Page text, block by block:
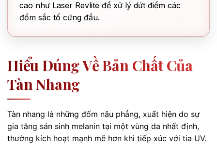
cao như Laser Revlite để xử lý dứt điểm các
đốm sắc tố cứng đầu.
Hiểu Đúng Về Bản Chất Của
Tàn Nhang
Tàn nhang là những đốm nâu phẳng, xuất hiện do sự
gia tăng sản sinh melanin tại một vùng da nhất định,
thường kích hoạt mạnh mẽ hơn khi tiếp xúc với tia UV.